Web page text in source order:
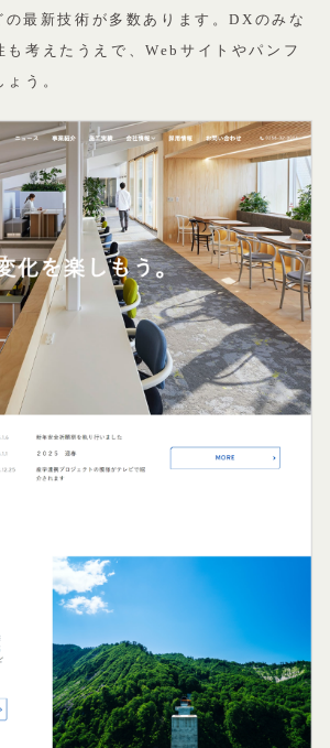
最新技術が多数あります。DXのみな
も考えたうえで、Webサイトやパンフ
う。